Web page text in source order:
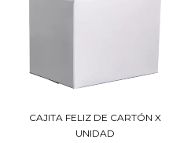
CAJITA FELIZ DE CARTÓN X
UNIDAD